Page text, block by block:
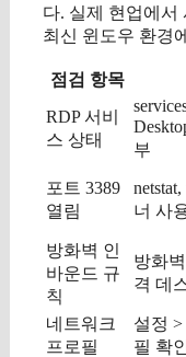
다. 실제 현업에서
최신 윈도우 환경
점검 항목
RDP 서비
스 상태
부
포트 3389
열림
너 사
방화벽 인
바운드 규
칙
방화
격 데
네트워크
프로필
설정
필 확